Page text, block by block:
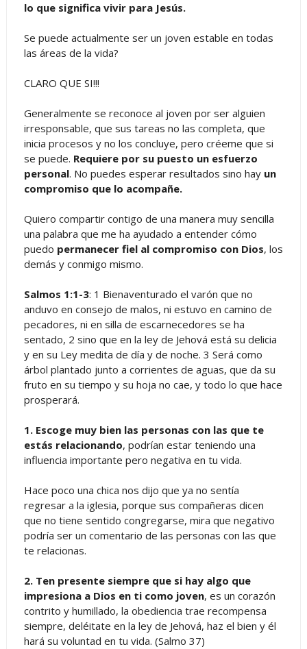
lo que significa vivir para Jesús.
Se puede actualmente ser un joven estable en todas
las áreas de la vida?
CLARO QUE SI!!!
Generalmente se reconoce al joven por ser alguien
irresponsable, que sus tareas no las completa, que
inicia procesos y no los concluye, pero créeme que si
se puede. Requiere por su puesto un esfuerzo
personal. No puedes esperar resultados sino hayun
compromiso que lo acompañe.
Quiero compartir contigo de una manera muy sencilla
una palabra que me ha ayudado a entender cómo
puedo permanecer fiel al compromiso con Dios, los
demás y conmigo mismo.
Salmos 1:1-3: 1 Bienaventurado el varón que no
anduvo en consejo de malos, ni estuvo en camino de
pecadores, ni en silla de escarnecedores se ha
sentado, 2 sino que en la ley de Jehová está su delicia
y en su Ley medita de día y de noche. 3 Será como
árbol plantado junto a corrientes de aguas, que da su
fruto en su tiempo y su hoja no cae, y todo lo que hace
prosperará.
1. Escoge muy bien las personas con las que te
estás relacionando, podrían estar teniendo una
influencia importante pero negativa en tu vida.
Hace poco una chica nos dijo que ya no sentía
regresar a la iglesia, porque sus compañeras dicen
que no tiene sentido congregarse, mira que negativo
podría ser un comentario de las personas con las que
te relacionas.
2. Ten presente siempre que si hay algo que
impresiona a Dios en ti como joven, es un corazón
contrito y humillado, la obediencia trae recompensa
siempre, deléitate en la ley de Jehová, haz el bien y él
hará su voluntad en tu vida. (Salmo 37)